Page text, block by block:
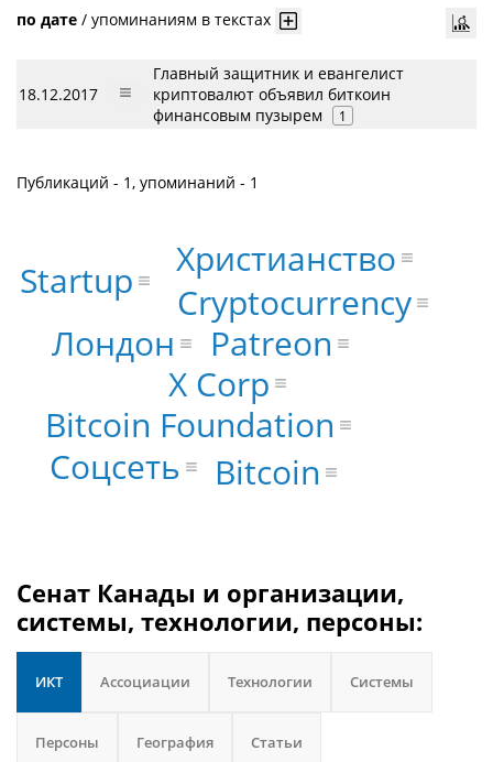
по дате / упоминаниям в текстах
18.12.2017
Главный защитник и евангелист
криптовалют объявил биткоин
финансовым пузырем
1
Публикаций - 1, упоминаний - 1
X Corp
Patreon
Bitcoin Foundation
Cryptocurrency
Соцсеть Bitcoin
Лондон
Startup
Христианство
Сенат Канады и организации,
системы, технологии, персоны:
ИКТ Ассоциации Технологии Системы
Персоны География Статьи